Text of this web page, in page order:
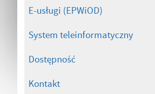
E-usługi (EPWiOD)
System teleinformatyczny
Dostępność
Kontakt